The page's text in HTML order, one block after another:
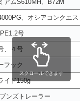
アムS610MH、B72M
、オシアコンクエ
号
、４号
フック
イド150g
ンズトレーラー
スクロールできます